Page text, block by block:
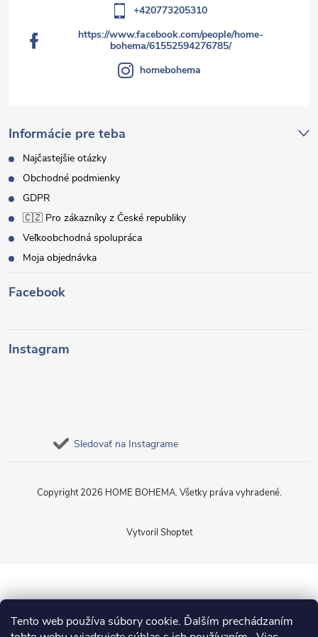
Tento web používa súbory cookie. Ďalším prechádzaním
Informácie pre teba
Najčastejšie otázky
Obchodné podmienky
GDPR
🇨🇿 Pro zákazníky z České republiky
Veľkoobchodná spolupráca
Moja objednávka
+420773205310
https://www.facebook.com/people/home-
bohema/61552594276785/
homebohema
Facebook
Instagram
Sledovať na Instagrame
Vytvoril Shoptet
Copyright 2026 HOME BOHEMA. Všetky práva vyhradené.